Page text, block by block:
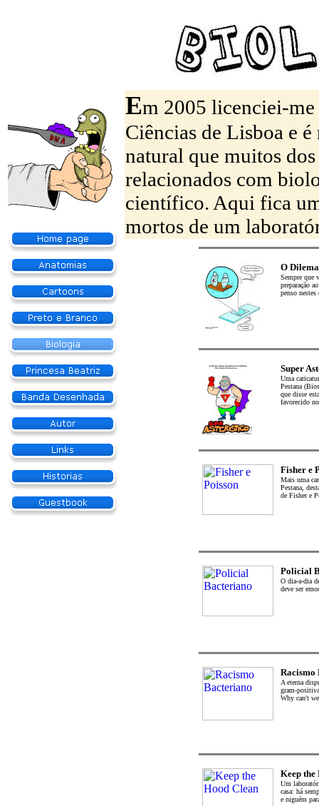
Em 2005 licenciei-
Ciências de Lisboa e
natural que muitos
relacionados com
científico. Aqui fica
mortos de um
O
Sempre que
preparação
penso nestes
Super
Uma
Pestana
que disse
favorecido
Fisher e
Mais uma
Pestana,
de Fisher e
Policial
O dia-a-dia
deve ser
Racismo
A eterna
gram-
Why can't
Keep the
Um
casa: há
e niguém